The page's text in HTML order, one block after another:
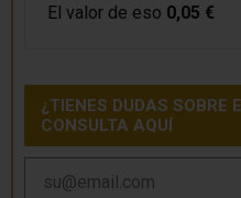
El valor de eso 0,05 €
¿TIENES DUDAS SOBRE
CONSULTA AQUÍ